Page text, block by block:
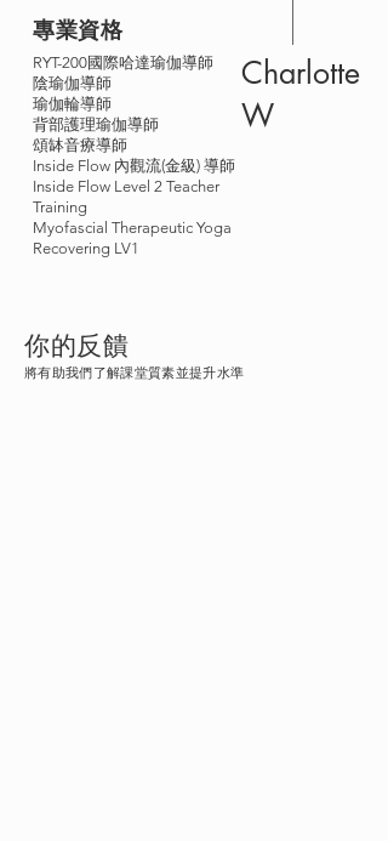
專業資格
RYT-200國際哈達瑜伽導師
陰瑜伽導師
瑜伽輪導師
背部護理瑜伽導師
頌缽音療導師
Inside Flow 內觀流(金級) 導師
Inside Flow Level 2 Teacher
Training
Myofascial Therapeutic Yoga
Recovering LV1
Charlotte
W
​你的反饋
將有助我們了解課堂質素並提升水準